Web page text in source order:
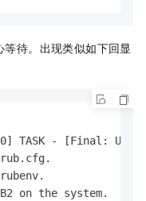
待。出现类似如下回显
TASK - [Final:
on the system.